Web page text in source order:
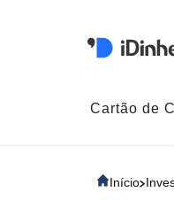
Cartão de
Início